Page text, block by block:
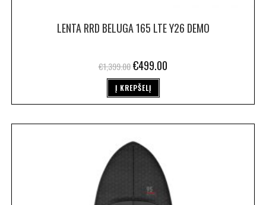
LENTA RRD BELUGA 165 LTE Y26 DEMO
€1,399.00€499.00
Į KREPŠELĮ